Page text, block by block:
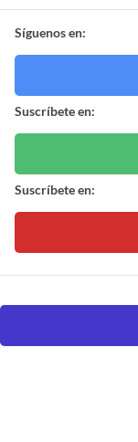
Síguenos en:
Suscríbete en:
Suscríbete en: